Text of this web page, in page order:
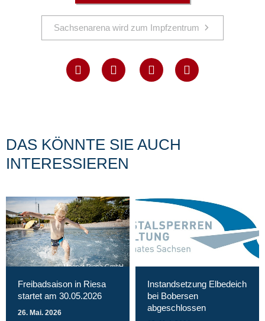
Sachsenarena wird zum Impfzentrum
DAS KÖNNTE SIE AUCH
INTERESSIEREN
Magnet Riesa GmbH
Freibadsaison in Riesa
startet am 30.05.2026
26. Mai. 2026
Instandsetzung Elbedeich
bei Bobersen
abgeschlossen